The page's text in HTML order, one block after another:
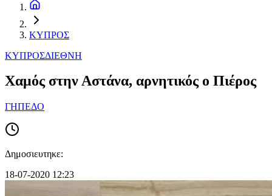
ΚΥΠΡΟΣ
ΚΥΠΡΟΣΔΙΕΘΝΗ
Χαμός στην Αστάνα, αρνητικός ο Πιέρος
ΓΗΠΕΔΟ
Δημοσιευτηκε:
18-07-2020 12:23